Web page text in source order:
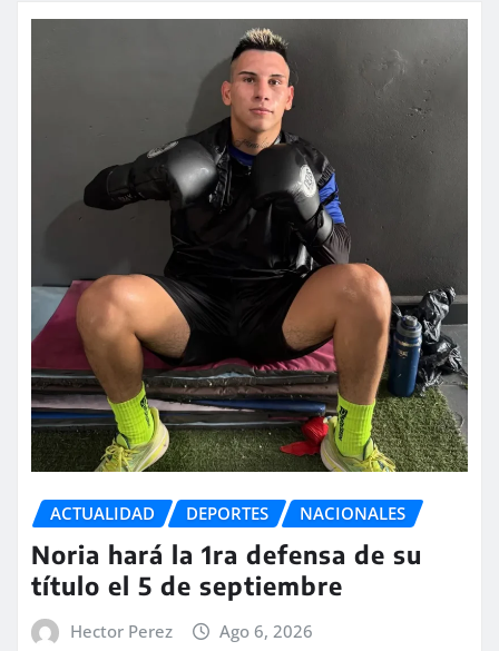
ACTUALIDAD DEPORTES NACIONALES
Noria hará la 1ra defensa de su
título el 5 de septiembre
Hector Perez Ago 6, 2026